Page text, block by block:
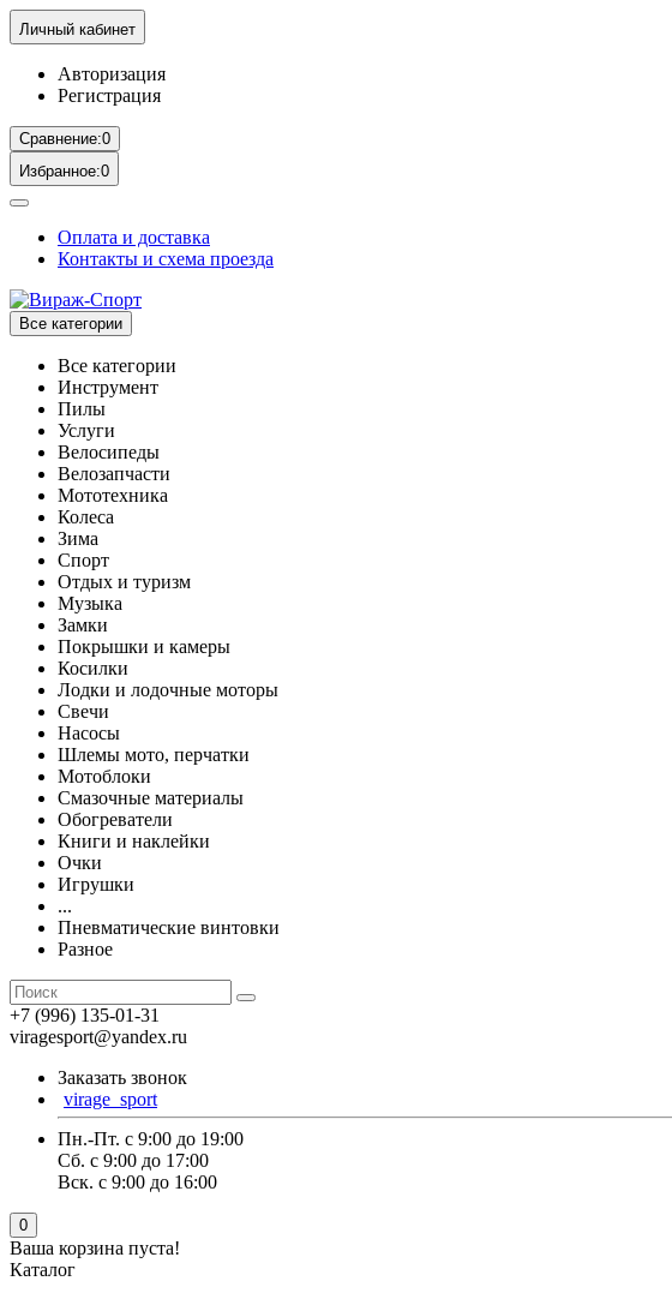
Личный кабинет
Авторизация
Регистрация
Сравнение:0
Избранное:0
Оплата и доставка
Контакты и схема проезда
Все категории
Все категории
Инструмент
Пилы
Услуги
Велосипеды
Велозапчасти
Мототехника
Колеса
Зима
Спорт
Отдых и туризм
Музыка
Замки
Покрышки и камеры
Косилки
Лодки и лодочные моторы
Свечи
Насосы
Шлемы мото, перчатки
Мотоблоки
Смазочные материалы
Обогреватели
Книги и наклейки
Очки
Игрушки
...
Пневматические винтовки
Разное
+7 (996) 135-01-31
viragesport@yandex.ru
Заказать звонок
virage_sport
Пн.-Пт. с 9:00 до 19:00
Сб. с 9:00 до 17:00
Вск. с 9:00 до 16:00
0
Ваша корзина пуста!
Каталог